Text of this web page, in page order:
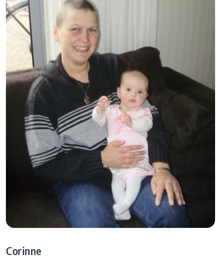
Corinne